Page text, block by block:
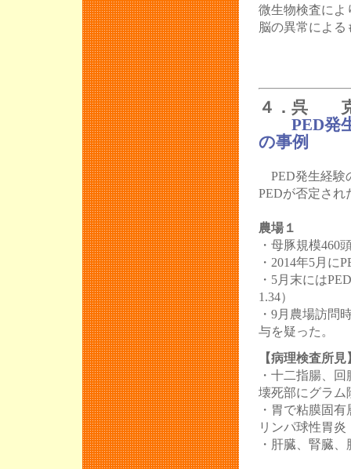
微生物検査によ
脳の異常によ
４．呉 克
PED発生
の事例
PED発生経験
PEDが否定され
農場１
・母豚規模460
・2014年5月に
・5月末には
1.34）
・9月農場訪問
与を疑った。
【病理検査所見
・十二指腸、
壊死部にグラ
・胃で粘膜固
リンパ球性胃炎
・肝臓、腎臓